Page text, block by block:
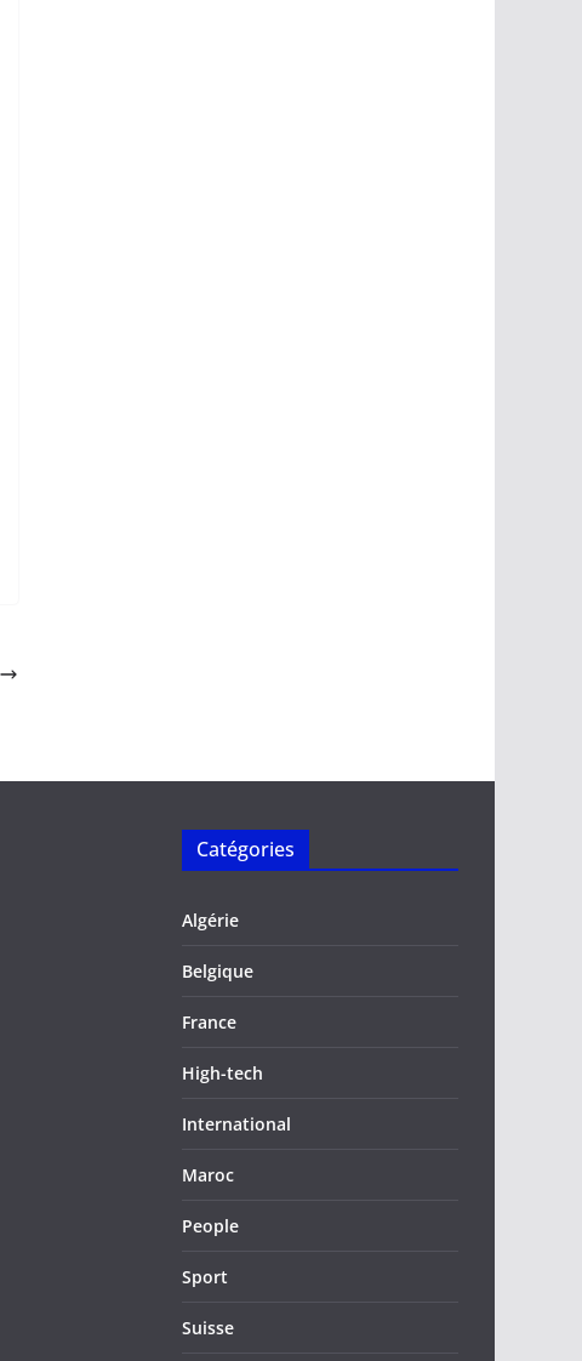
Catégories
Algérie
Belgique
France
High-tech
International
Maroc
People
Sport
Suisse